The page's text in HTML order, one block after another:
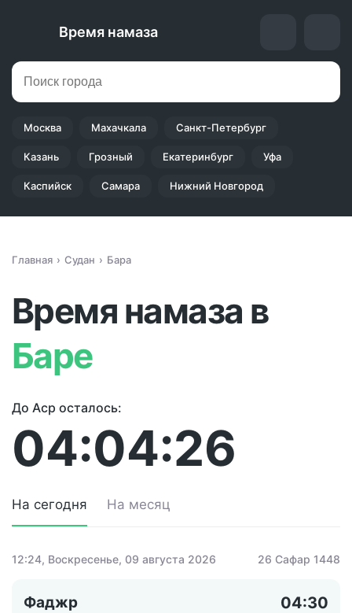
Время намаза
Москва Махачкала Санкт-Петербург
Казань Грозный Екатеринбург Уфа
Каспийск Самара Нижний Новгород
Главная Судан Бара
Время намаза в
Баре
До Аср осталось:
04:04:26
На сегодня На месяц
12:24, Воскресенье, 09 августа 2026 26 Сафар 1448
Фаджр 04:30